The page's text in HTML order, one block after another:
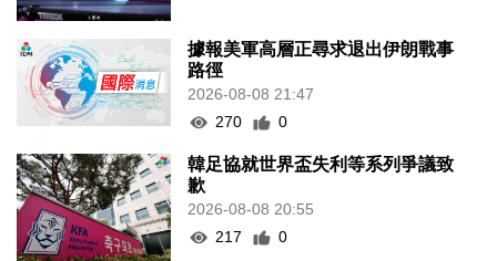
據報美軍高層正尋求退出伊朗戰事
路徑
2026-08-08 21:47
270
0
韓足協就世界盃失利等系列爭議致
歉
2026-08-08 20:55
217
0